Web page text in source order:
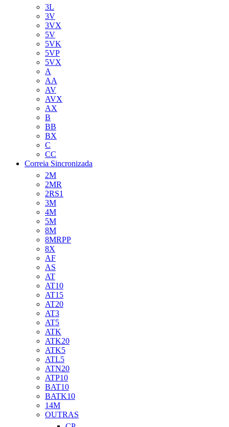
3L
3V
3VX
5V
5VK
5VP
5VX
A
AA
AV
AVX
AX
B
BB
BX
C
CC
Correia Sincronizada
2M
2MR
2RS1
3M
4M
5M
8M
8MRPP
8X
AF
AS
AT
AT10
AT15
AT20
AT3
AT5
ATK
ATK20
ATK5
ATL5
ATN20
ATP10
BAT10
BATK10
14M
OUTRAS